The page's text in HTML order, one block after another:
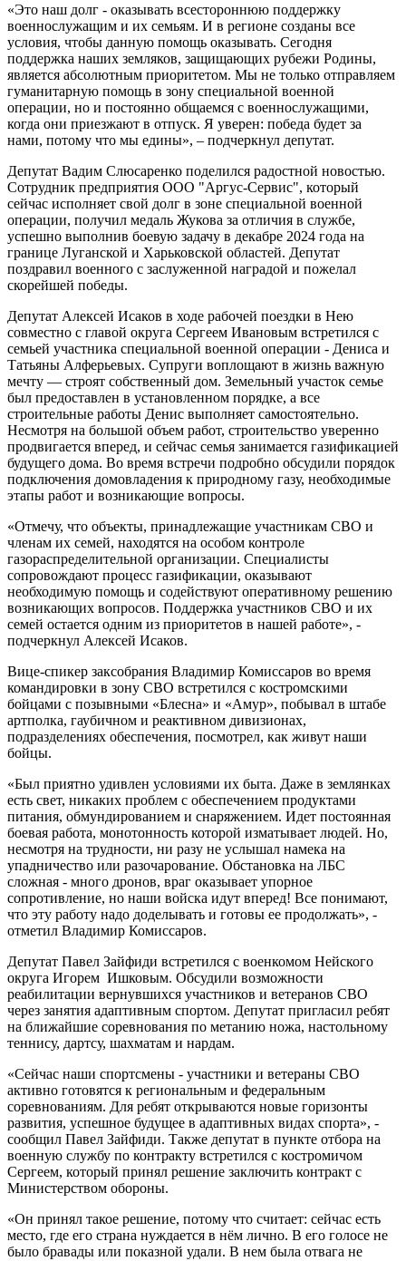
«Это наш долг - оказывать всестороннюю поддержку
военнослужащим и их семьям. И в регионе созданы все
условия, чтобы данную помощь оказывать. Сегодня
поддержка наших земляков, защищающих рубежи Родины,
является абсолютным приоритетом. Мы не только отправляем
гуманитарную помощь в зону специальной военной
операции, но и постоянно общаемся с военнослужащими,
когда они приезжают в отпуск. Я уверен: победа будет за
нами, потому что мы едины», – подчеркнул депутат.
Депутат Вадим Слюсаренко поделился радостной новостью.
Сотрудник предприятия ООО "Аргус-Сервис", который
сейчас исполняет свой долг в зоне специальной военной
операции, получил медаль Жукова за отличия в службе,
успешно выполнив боевую задачу в декабре 2024 года на
границе Луганской и Харьковской областей. Депутат
поздравил военного с заслуженной наградой и пожелал
скорейшей победы.
Депутат Алексей Исаков в ходе рабочей поездки в Нею
совместно с главой округа Сергеем Ивановым встретился с
семьей участника специальной военной операции - Дениса и
Татьяны Алферьевых. Супруги воплощают в жизнь важную
мечту — строят собственный дом. Земельный участок семье
был предоставлен в установленном порядке, а все
строительные работы Денис выполняет самостоятельно.
Несмотря на большой объем работ, строительство уверенно
продвигается вперед, и сейчас семья занимается газификацией
будущего дома. Во время встречи подробно обсудили порядок
подключения домовладения к природному газу, необходимые
этапы работ и возникающие вопросы.
«Отмечу, что объекты, принадлежащие участникам СВО и
членам их семей, находятся на особом контроле
газораспределительной организации. Специалисты
сопровождают процесс газификации, оказывают
необходимую помощь и содействуют оперативному решению
возникающих вопросов. Поддержка участников СВО и их
семей остается одним из приоритетов в нашей работе», -
подчеркнул Алексей Исаков.
Вице-спикер заксобрания Владимир Комиссаров во время
командировки в зону СВО встретился с костромскими
бойцами с позывными «Блесна» и «Амур», побывал в штабе
артполка, гаубичном и реактивном дивизионах,
подразделениях обеспечения, посмотрел, как живут наши
бойцы.
«Был приятно удивлен условиями их быта. Даже в землянках
есть свет, никаких проблем с обеспечением продуктами
питания, обмундированием и снаряжением. Идет постоянная
боевая работа, монотонность которой изматывает людей. Но,
несмотря на трудности, ни разу не услышал намека на
упадничество или разочарование. Обстановка на ЛБС
сложная - много дронов, враг оказывает упорное
сопротивление, но наши войска идут вперед! Все понимают,
что эту работу надо доделывать и готовы ее продолжать», -
отметил Владимир Комиссаров.
Депутат Павел Зайфиди встретился с военкомом Нейского
округа Игорем Ишковым. Обсудили возможности
реабилитации вернувшихся участников и ветеранов СВО
через занятия адаптивным спортом. Депутат пригласил ребят
на ближайшие соревнования по метанию ножа, настольному
теннису, дартсу, шахматам и нардам.
«Сейчас наши спортсмены - участники и ветераны СВО
активно готовятся к региональным и федеральным
соревнованиям. Для ребят открываются новые горизонты
развития, успешное будущее в адаптивных видах спорта», -
сообщил Павел Зайфиди. Также депутат в пункте отбора на
военную службу по контракту встретился с костромичом
Сергеем, который принял решение заключить контракт с
Министерством обороны.
«Он принял такое решение, потому что считает: сейчас есть
место, где его страна нуждается в нём лично. В его голосе не
было бравады или показной удали. В нем была отвага не